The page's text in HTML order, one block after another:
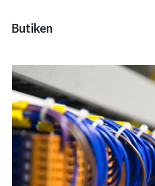
Butiken